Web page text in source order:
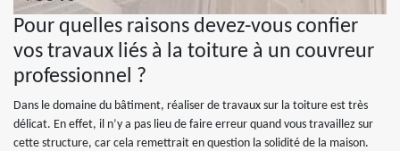
Pour quelles raisons devez-vous confier
vos travaux liés à la toiture à un couvreur
professionnel ?
Dans le domaine du bâtiment, réaliser de travaux sur la toiture est très
délicat. En effet, il n’y a pas lieu de faire erreur quand vous travaillez sur
cette structure, car cela remettrait en question la solidité de la maison.